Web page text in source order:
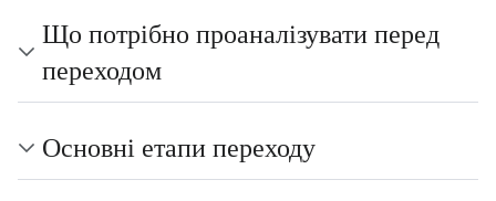
Що потрібно проаналізувати перед
переходом
Основні етапи переходу